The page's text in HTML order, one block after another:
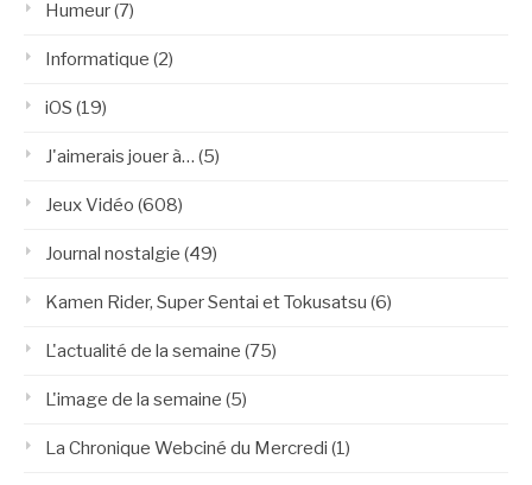
Humeur(7)
Informatique (2)
iOS (19)
J'aimerais jouer à… (5)
Jeux Vidéo (608)
Journal nostalgie (49)
Kamen Rider, Super Sentai et Tokusatsu (6)
L'actualité de la semaine (75)
L'image de la semaine (5)
La Chronique Webciné du Mercredi (1)